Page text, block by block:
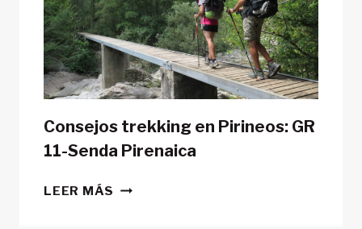
TIENDA
DE
CAMPAÑA?
Consejos trekking en Pirineos: GR
11-Senda Pirenaica
LEER MÁS CONSEJOS